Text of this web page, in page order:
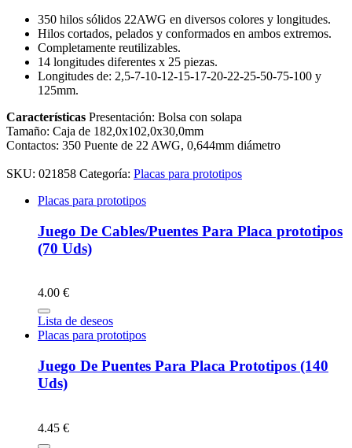
350 hilos sólidos 22AWG en diversos colores y longitudes.
Hilos cortados, pelados y conformados en ambos extremos.
Completamente reutilizables.
14 longitudes diferentes x 25 piezas.
Longitudes de: 2,5-7-10-12-15-17-20-22-25-50-75-100 y
125mm.
Características Presentación: Bolsa con solapa
Tamaño: Caja de 182,0x102,0x30,0mm
Contactos: 350 Puente de 22 AWG, 0,644mm diámetro
SKU: 021858 Categoría: Placas para prototipos
Placas para prototipos
Juego De Cables/Puentes Para Placa prototipos
(70 Uds)
4.00 €
Lista de deseos
Placas para prototipos
Juego De Puentes Para Placa Prototipos (140
Uds)
4.45 €